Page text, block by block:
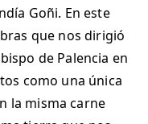
Goñi. En este
que nos dirigió
de Palencia en
como una única
la misma carne